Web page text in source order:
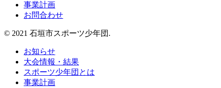
事業計画
お問合わせ
© 2021 石垣市スポーツ少年団.
お知らせ
大会情報・結果
スポーツ少年団とは
事業計画